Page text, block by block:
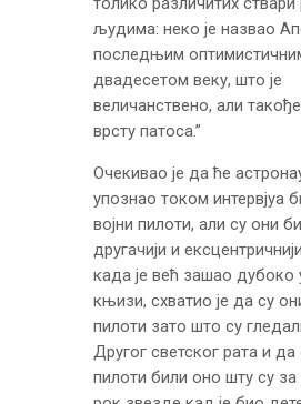
људима: неко је назвао
последњим
двадесетом веку, што је
величанствено, али
врсту патоса.”
Очекивао је да ће
упознао током интервјуа
војни пилоти, али су они
другачији и
када је већ зашао дубоко
књизи, схватио је да су
пилоти зато што су
Другог светског рата и
пилоти били оно шту су